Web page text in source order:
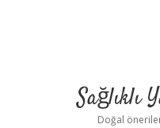
Sağlıklı
Doğal